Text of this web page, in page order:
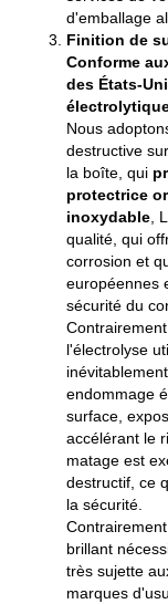
d'emballage
Finition de
Conforme
des États-
Nous
destructive
la boîte, qui
protectrice
inoxydable,
qualité, qui
corrosion et
européennes
sécurité du
l'électrolyse
endommage
surface,
accélérant le
matage est
destructif, ce
la sécurité.
brillant
très sujette
marques